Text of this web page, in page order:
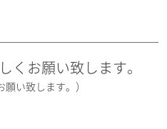
くお願い致します。
願い致します。）